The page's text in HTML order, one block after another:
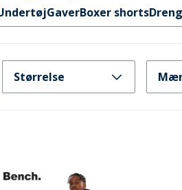
GaverBoxer shorts
Størrelse